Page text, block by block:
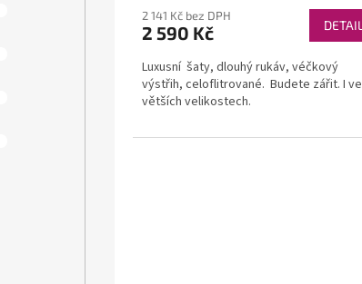
2 141 Kč bez DPH
2 590 Kč DETAIL
Luxusní šaty, dlouhý rukáv, véčkový
výstřih, celoflitrované. Budete zářit. I ve
větších velikostech.